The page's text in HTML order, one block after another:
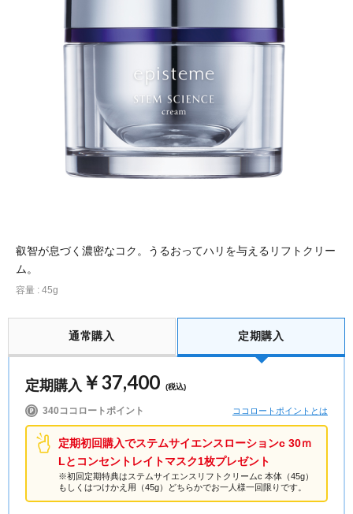
お問い合わせ
ログイン / 新規会員登録
∟ スキンケア
∟ メイク
∟ 美容サプリメント
医薬品・目薬
その他
スタッフのお気に入り
ロート製薬の想い
お問い合わせ
ご利用ガイド
医薬品の販売に関する表示
特定商取引に関する法律に基づく表記
ご利用環境
サイトマップ
叡智が息づく濃密なコク。うるおってハリを与えるリフトクリー
ム。
容量 : 45g
通常購入 定期購入
定期購入 ￥37,400 (税込)
340ココロートポイント ココロートポイントとは
定期初回購入でステムサイエンスローションc 30ｍ
Lとコンセントレイトマスク1枚プレゼント
※初回定期特典はステムサイエンスリフトクリームc 本体（45g）
もしくはつけかえ用（45g）どちらかでお一人様一回限りです。